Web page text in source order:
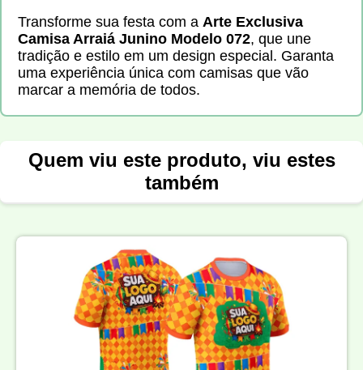
Transforme sua festa com a Arte Exclusiva
Camisa Arraiá Junino Modelo 072, que une
tradição e estilo em um design especial. Garanta
uma experiência única com camisas que vão
marcar a memória de todos.
Quem viu este produto, viu estes
também